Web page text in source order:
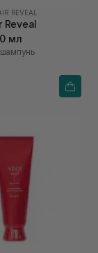
REVEAL
Reveal
мл